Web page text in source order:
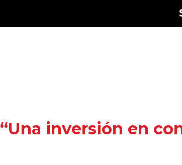
“Una inversión en